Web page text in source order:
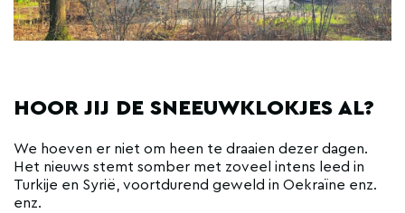
HOOR JIJ DE SNEEUWKLOKJES AL?
We hoeven er niet om heen te draaien dezer dagen.
Het nieuws stemt somber met zoveel intens leed in
Turkije en Syrië, voortdurend geweld in Oekraïne enz.
enz.